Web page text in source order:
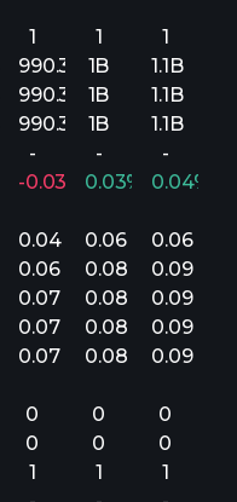
1
990.3M
990.3M
990.3M
-
-0.03%
0.04
0.06
0.07
0.07
0.07
0
0
1
1
1B
1B
1B
-
0.03%
0.06
0.08
0.08
0.08
0.08
0
0
1
1
1.1B
1.1B
1.1B
-
0.04%
0.06
0.09
0.09
0.09
0.09
0
0
1